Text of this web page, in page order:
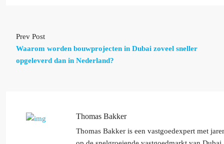
Prev Post
Waarom worden bouwprojecten in Dubai zoveel sneller
opgeleverd dan in Nederland?
Thomas Bakker
Thomas Bakker is een vastgoedexpert met